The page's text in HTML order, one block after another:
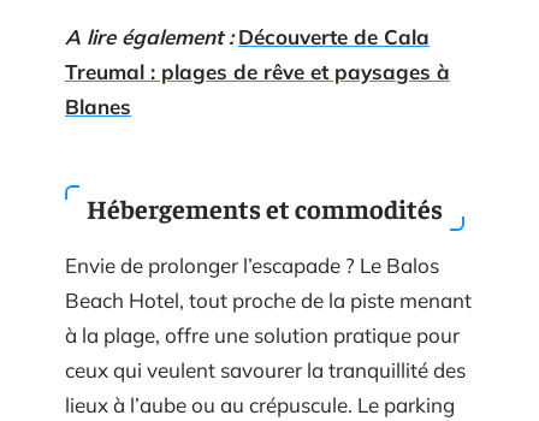
A lire également : Découverte de Cala
Treumal : plages de rêve et paysages à
Blanes
Hébergements et commodités
Envie de prolonger l’escapade ? Le Balos
Beach Hotel, tout proche de la piste menant
à la plage, offre une solution pratique pour
ceux qui veulent savourer la tranquillité des
lieux à l’aube ou au crépuscule. Le parking